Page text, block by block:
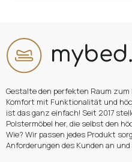
Gestalte den perfekten Raum
Komfort mit Funktionalität und
ist das ganz einfach! Seit 2017
Polstermöbel her, die selbst den
Wie? Wir passen jedes Produkt
Anforderungen des Kunden an